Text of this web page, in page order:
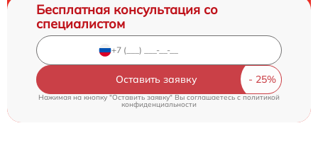
Бесплатная консультация со
специалистом
Оставить заявку
Нажимая на кнопку "Оставить заявку" Вы соглашаетесь cполитикой
конфиденциальности